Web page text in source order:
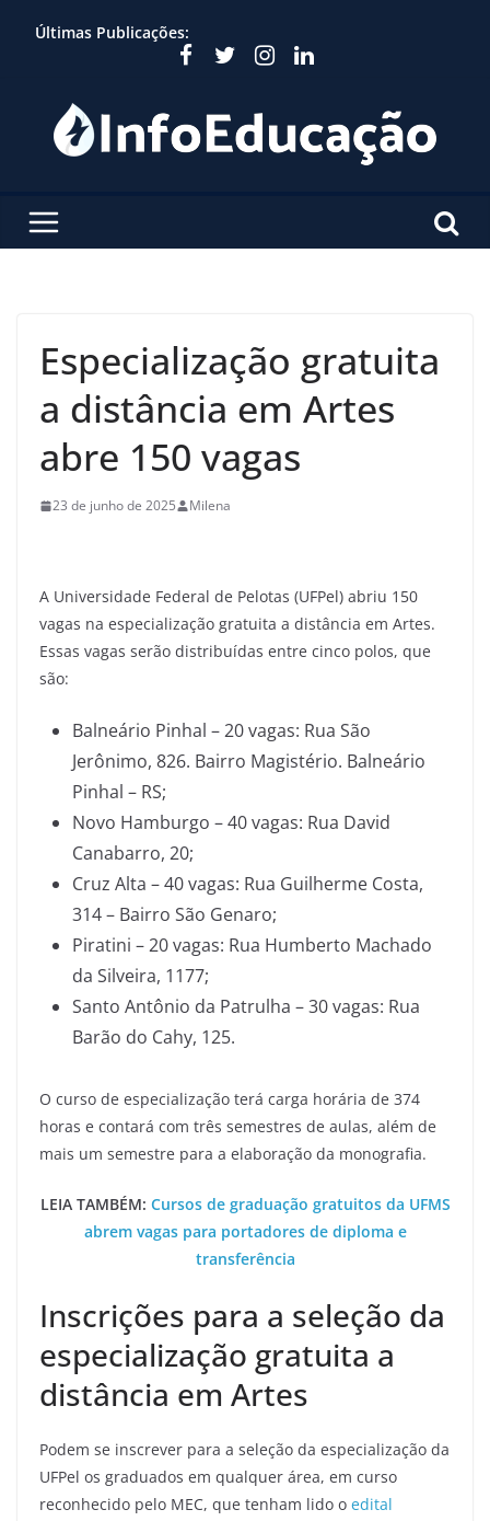
Últimas Publicações:
Especialização gratuita
a distância em Artes
abre 150 vagas
23 de junho de 2025 Milena
A Universidade Federal de Pelotas (UFPel) abriu 150
vagas na especialização gratuita a distância em Artes.
Essas vagas serão distribuídas entre cinco polos, que
são:
Balneário Pinhal – 20 vagas: Rua São
Jerônimo, 826. Bairro Magistério. Balneário
Pinhal – RS;
Novo Hamburgo – 40 vagas: Rua David
Canabarro, 20;
Cruz Alta – 40 vagas: Rua Guilherme Costa,
314 – Bairro São Genaro;
Piratini – 20 vagas: Rua Humberto Machado
da Silveira, 1177;
Santo Antônio da Patrulha – 30 vagas: Rua
Barão do Cahy, 125.
O curso de especialização terá carga horária de 374
horas e contará com três semestres de aulas, além de
mais um semestre para a elaboração da monografia.
LEIA TAMBÉM: Cursos de graduação gratuitos da UFMS
abrem vagas para portadores de diploma e
transferência
Inscrições para a seleção da
especialização gratuita a
distância em Artes
Podem se inscrever para a seleção da especialização da
UFPel os graduados em qualquer área, em curso
reconhecido pelo MEC, que tenham lido o edital